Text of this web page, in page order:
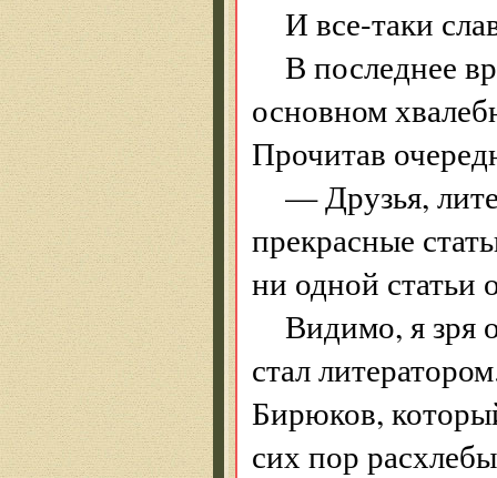
И все-таки
В последнее
основном
Прочитав
— Друзья,
прекрасные
ни одной статьи
Видимо, я зря
стал
Бирюков,
сих пор